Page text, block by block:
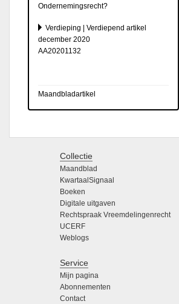
Ondernemingsrecht?
Verdieping | Verdiepend artikel
december 2020
AA20201132
Maandbladartikel
Collectie
Maandblad
KwartaalSignaal
Boeken
Digitale uitgaven
Rechtspraak Vreemdelingenrecht
UCERF
Weblogs
Service
Mijn pagina
Abonnementen
Contact